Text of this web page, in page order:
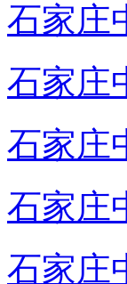
石家庄
石家庄
石家庄
石家庄
石家庄